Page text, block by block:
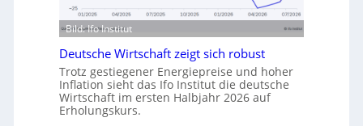
t
r
i
e
-
ü
r
n
a
c
h
Bild: Ifo Institut
Deutsche Wirtschaft zeigt sich robust
Trotz gestiegener Energiepreise und hoher
Inflation sieht das Ifo Institut die deutsche
Wirtschaft im ersten Halbjahr 2026 auf
Erholungskurs.